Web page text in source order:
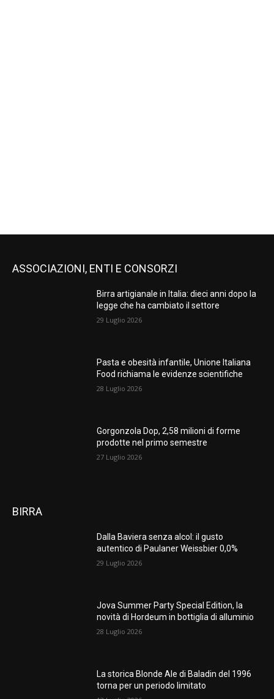
ASSOCIAZIONI, ENTI E CONSORZI
Birra artigianale in Italia: dieci anni dopo la
legge che ha cambiato il settore
29 Luglio 2026
Pasta e obesità infantile, Unione Italiana
Food richiama le evidenze scientifiche
28 Luglio 2026
Gorgonzola Dop, 2,58 milioni di forme
prodotte nel primo semestre
27 Luglio 2026
BIRRA
Dalla Baviera senza alcol: il gusto
autentico di Paulaner Weissbier 0,0%
29 Luglio 2026
Jova Summer Party Special Edition, la
novità di Hordeum in bottiglia di alluminio
28 Luglio 2026
La storica Blonde Ale di Baladin del 1996
torna per un periodo limitato